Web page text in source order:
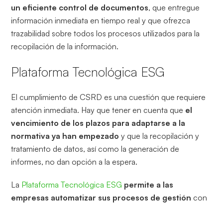
un eficiente control de documentos, que entregue
información inmediata en tiempo real y que ofrezca
trazabilidad sobre todos los procesos utilizados para la
recopilación de la información.
Plataforma Tecnológica ESG
El cumplimiento de CSRD es una cuestión que requiere
atención inmediata. Hay que tener en cuenta que el
vencimiento de los plazos para adaptarse a la
normativa ya han empezado y que la recopilación y
tratamiento de datos, así como la generación de
informes, no dan opción a la espera.
La Plataforma Tecnológica ESG permite a las
empresas automatizar sus procesos de gestión con